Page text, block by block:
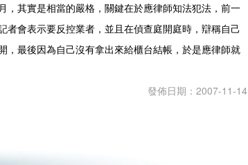
其實是相當的嚴格，關鍵在於應律師知法犯法，前一
會表示要反控業者，並且在偵查庭開庭時，辯稱自己
最後因為自己沒有拿出來給櫃台結帳，於是應律師就
發佈日期：2007-11-14